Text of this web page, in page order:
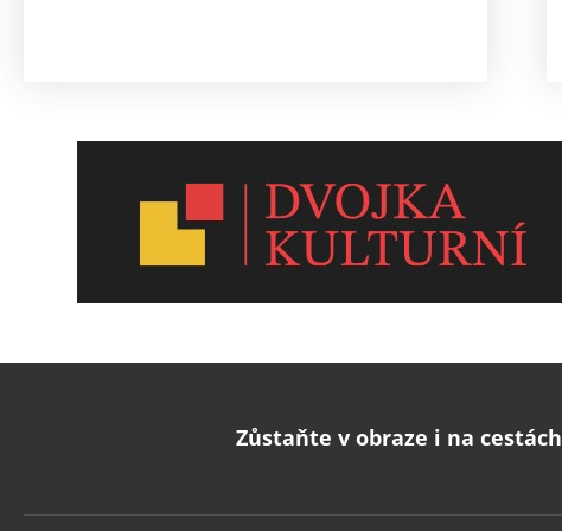
ay
Zůstaňte v obraze i na cestách